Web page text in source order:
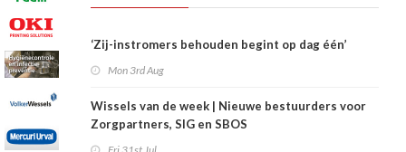
‘Zij-instromers behouden begint op dag één’
Mon 3rd Aug
Wissels van de week | Nieuwe bestuurders voor
Zorgpartners, SIG en SBOS